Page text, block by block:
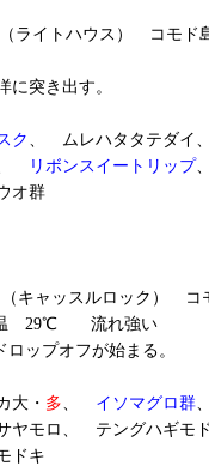
イトハウス） コモド
に突き出す。
ク、 ムレハタタテダイ
リボンスイートリップ
オ群
キャッスルロック） コ
流れ強い
ップオフが始まる。
大・ 多、 イソマグロ群
ヤモロ、 テングハギモ
ドキ